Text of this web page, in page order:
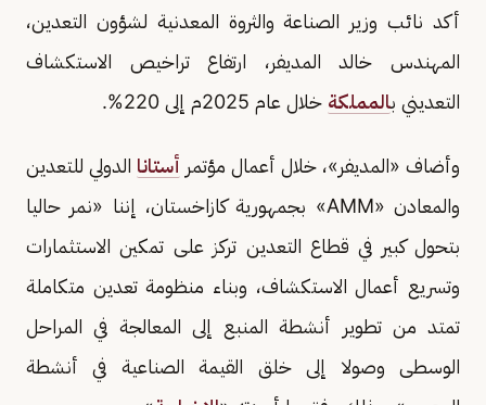
أكد نائب وزير الصناعة والثروة المعدنية لشؤون التعدين،
المهندس خالد المديفر، ارتفاع تراخيص الاستكشاف
التعديني بالمملكة خلال عام 2025م إلى 220%.
وأضاف «المديفر»، خلال أعمال مؤتمر أستانا الدولي للتعدين
والمعادن «AMM» بجمهورية كازاخستان، إننا «نمر حاليا
بتحول كبير في قطاع التعدين تركز على تمكين الاستثمارات
وتسريع أعمال الاستكشاف، وبناء منظومة تعدين متكاملة
تمتد من تطوير أنشطة المنبع إلى المعالجة في المراحل
الوسطى وصولا إلى خلق القيمة الصناعية في أنشطة